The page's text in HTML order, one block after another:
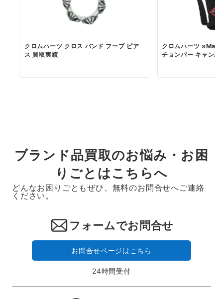
クロムハーツ クロス バンド フープ ピア
ス 買取実績
クロムハーツ
チョンパー キャン
ブランド品買取のお悩み・お困
りごとはこちらへ
どんなお困りごともぜひ、無料のお問合せへご連絡
ください。
フォームでお問合せ
お問合せページはこちら
24時間受付